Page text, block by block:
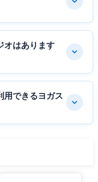
オはあります
用できるヨガス